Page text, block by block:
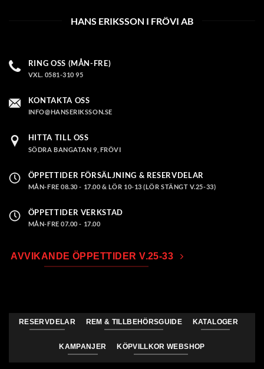
HANS ERIKSSON I FRÖVI AB
RING OSS (MÅN-FRE)
VXL. 0581-310 95
KONTAKTA OSS
INFO@HANSERIKSSON.SE
HITTA TILL OSS
SÖDRA BANGATAN 9, FRÖVI
ÖPPETTIDER FÖRSÄLJNING & RESERVDELAR
MÅN-FRE 08.30 - 17.00 & LÖR 10-13 (LÖR STÄNGT V.25-33)
ÖPPETTIDER VERKSTAD
MÅN-FRE 07.00 - 17.00
AVVIKANDE ÖPPETTIDER V.25-33
RESERVDELAR REM & TILLBEHÖRSGUIDE KATALOGER
KAMPANJER KÖPVILLKOR WEBSHOP